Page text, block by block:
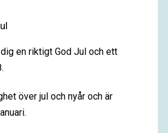
en riktigt God Jul och ett
över jul och nyår och är